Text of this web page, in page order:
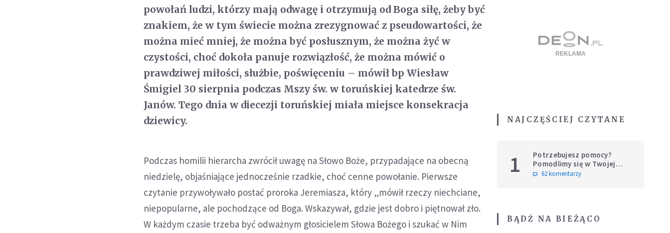
powołań ludzi, którzy mają odwagę i otrzymują od Boga siłę, żeby być
znakiem, że w tym świecie można zrezygnować z pseudowartości, że
można mieć mniej, że można być posłusznym, że można żyć w
czystości, choć dokoła panuje rozwiązłość, że można mówić o
prawdziwej miłości, służbie, poświęceniu – mówił bp Wiesław
Śmigiel 30 sierpnia podczas Mszy św. w toruńskiej katedrze św.
Janów. Tego dnia w diecezji toruńskiej miała miejsce konsekracja
dziewicy.
Podczas homilii hierarcha zwrócił uwagę na Słowo Boże, przypadające na obecną
niedzielę, objaśniające jednocześnie rzadkie, choć cenne powołanie. Pierwsze
czytanie przywoływało postać proroka Jeremiasza, który „mówił rzeczy niechciane,
niepopularne, ale pochodzące od Boga. Wskazywał, gdzie jest dobro i piętnował zło.
W każdym czasie trzeba być odważnym głosicielem Słowa Bożego i szukać w Nim
NAJCZĘŚCIEJ CZYTANE
1
Potrzebujesz pomocy?
Pomodlimy się w Twojej
intencji
62 komentarzy
BĄDŹ NA BIEŻĄCO